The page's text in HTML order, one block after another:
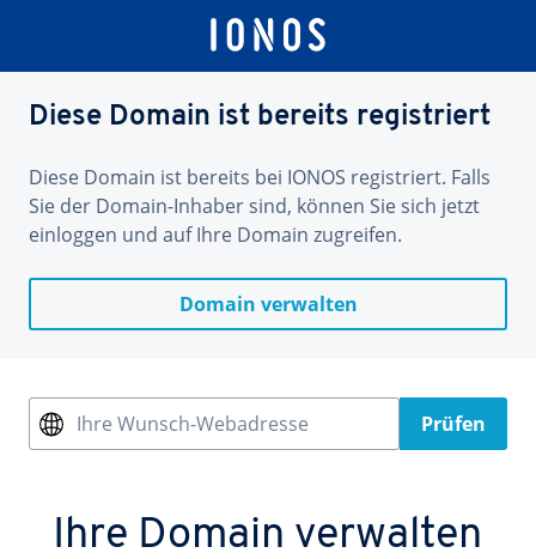
Diese Domain ist bereits registriert
Diese Domain ist bereits bei IONOS registriert. Falls
Sie der Domain-Inhaber sind, können Sie sich jetzt
einloggen und auf Ihre Domain zugreifen.
Domain verwalten
Ihre Wunsch-Webadresse Prüfen
Ihre Domain verwalten